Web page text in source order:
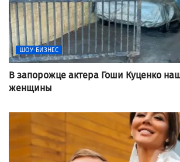
ШОУ-БИЗНЕС
В запорожце актера Гоши Куценко
женщины